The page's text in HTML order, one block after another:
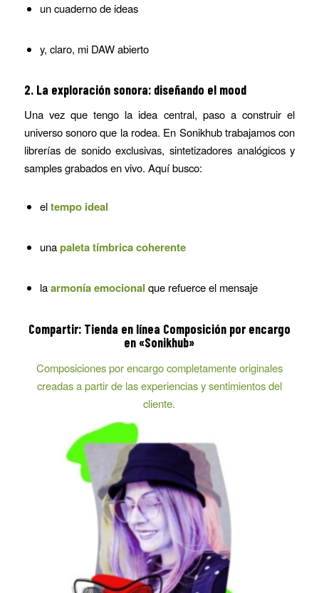
un cuaderno de ideas
y, claro, mi DAW abierto
2. La exploración sonora: diseñando el mood
Una vez que tengo la idea central, paso a construir el
universo sonoro que la rodea. En Sonikhub trabajamos con
librerías de sonido exclusivas, sintetizadores analógicos y
samples grabados en vivo. Aquí busco:
eltempo ideal
unapaleta tímbrica coherente
laarmonía emocional que refuerce el mensaje
Compartir: Tienda en línea Composición por encargo
en «Sonikhub»
Composiciones por encargo completamente originales
creadas a partir de las experiencias y sentimientos del
cliente.